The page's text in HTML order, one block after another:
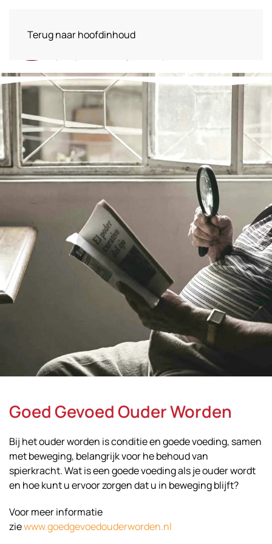
Terug naar hoofdinhoud
Goed Gevoed Ouder Worden
Bij het ouder worden is conditie en goede voeding, samen
met beweging, belangrijk voor he behoud van
spierkracht. Wat is een goede voeding als je ouder wordt
en hoe kunt u ervoor zorgen dat u in beweging blijft?
Voor meer informatie
ziewww.goedgevoedouderworden.nl